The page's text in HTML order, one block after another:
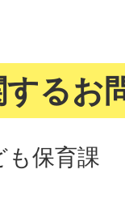
るお
も保育課